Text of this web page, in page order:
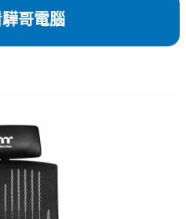
哥電腦